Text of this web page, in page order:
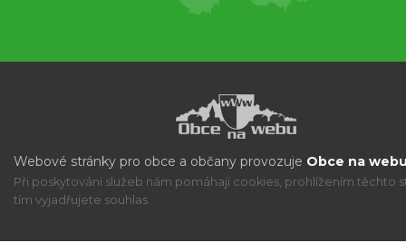
Webové stránky pro obce a občany provozuje Obce na
Při poskytování služeb nám pomáhají cookies, prohlížením těchto
tím vyjadřujete souhlas.